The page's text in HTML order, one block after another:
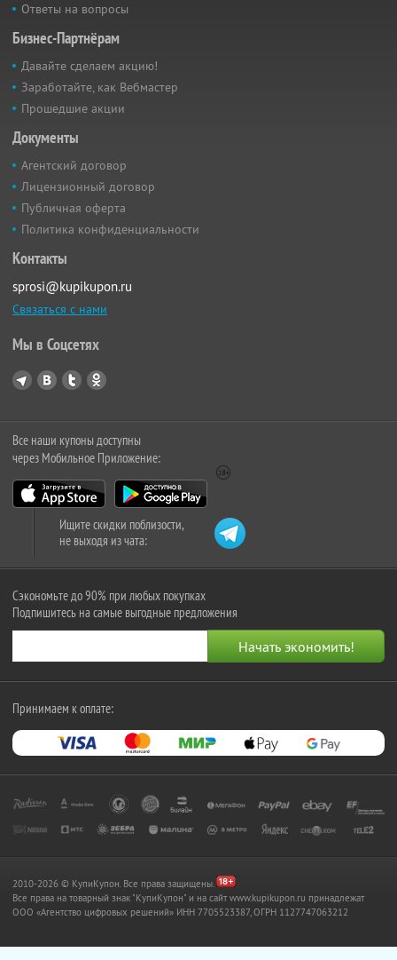
Ответы на вопросы
Бизнес-Партнёрам
Давайте сделаем акцию!
Заработайте, как Вебмастер
Прошедшие акции
Документы
Агентский договор
Лицензионный договор
Публичная оферта
Политика конфиденциальности
Контакты
sprosi@kupikupon.ru
Связаться с нами
Мы в Соцсетях
Все наши купоны доступны
через Мобильное Приложение:
Ищите скидки поблизости,
не выходя из чата:
Сэкономьте до 90% при любых покупках
Подпишитесь на самые выгодные предложения
Принимаем к оплате:
2010-2026 © КупиКупон. Все права защищены.
Все права на товарный знак "КупиКупон" и на сайт www.kupikupon.ru принадлежат
OOO «Агентство цифровых решений» ИНН 7705523387, ОГРН 1127747063212